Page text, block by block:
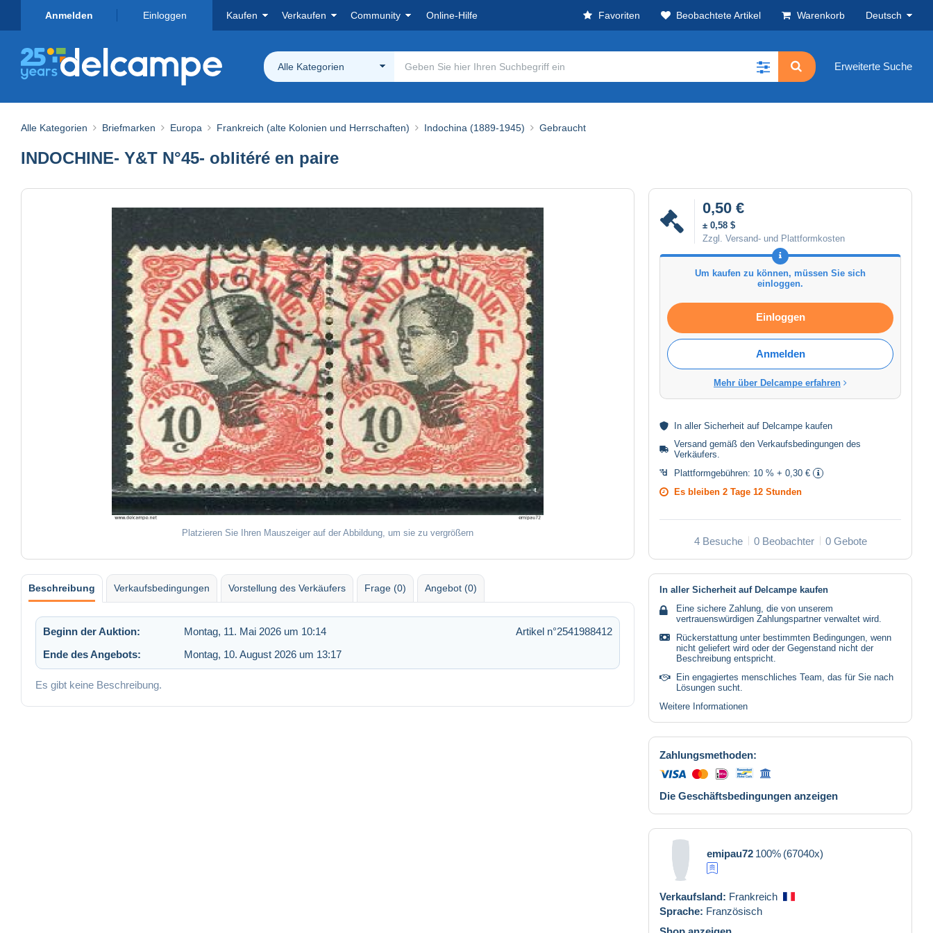
Anmelden Einloggen Kaufen Verkaufen Community Online-Hilfe Favoriten Beobachtete Artikel Warenkorb Deutsch
Alle Kategorien Erweiterte Suche
Alle Kategorien Briefmarken Europa Frankreich (alte Kolonien und Herrschaften) Indochina (1889-1945) Gebraucht
INDOCHINE- Y&T N°45- oblitéré en paire
Platzieren Sie Ihren Mauszeiger auf der Abbildung, um sie zu vergrößern
0,50 €
± 0,58 $
Zzgl. Versand- und Plattformkosten
Um kaufen zu können, müssen Sie sich
einloggen.
Einloggen
Anmelden
Mehr über Delcampe erfahren
In aller Sicherheit auf Delcampe kaufen
Versand gemäß den Verkaufsbedingungen des
Verkäufers
Plattformgebühren: 10 % + 0,30 €
Es bleiben 2 Tage 12 Stunden
4 Besuche 0 Beobachter 0 Gebote
Beschreibung Verkaufsbedingungen Vorstellung des Verkäufers Frage (0) Angebot (0)
Beginn der Auktion: Montag, 11. Mai 2026 um 10:14
Artikel n°2541988412
Ende des Angebots:
Montag, 10. August 2026 um 13:17
Es gibt keine Beschreibung.
In aller Sicherheit auf Delcampe kaufen
Eine sichere Zahlung, die von unserem
vertrauenswürdigen Zahlungspartner verwaltet wird.
Rückerstattung unter bestimmten Bedingungen, wenn
nicht geliefert wird oder der Gegenstand nicht der
Beschreibung entspricht.
Ein engagiertes menschliches Team, das für Sie nach
Lösungen sucht.
Weitere Informationen
Zahlungsmethoden:
Die Geschäftsbedingungen anzeigen
emipau72 100% (67040x)
Verkaufsland: Frankreich
Sprache: Französisch